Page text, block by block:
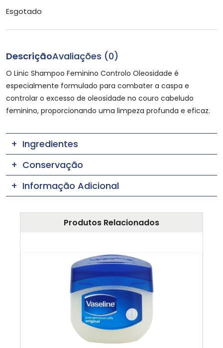
Esgotado
DescriçãoAvaliações (0)
O Linic Shampoo Feminino Controlo Oleosidade é
especialmente formulado para combater a caspa e
controlar o excesso de oleosidade no couro cabeludo
feminino, proporcionando uma limpeza profunda e eficaz.
Ingredientes
Conservação
Informação Adicional
Produtos Relacionados